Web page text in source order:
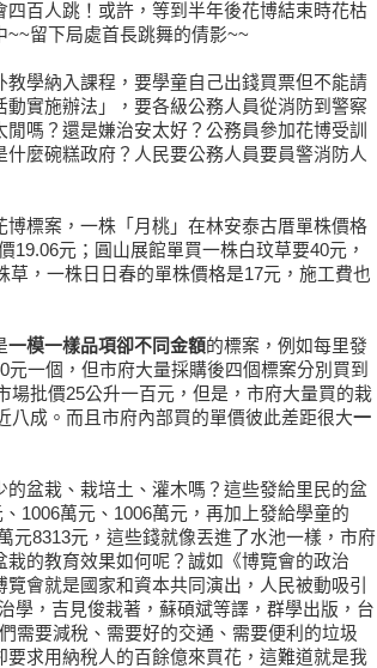
百人跳！或許，等到半年後花博結束時花枯
~~留下局處首長跳舞的倩影~~
學納入課程，要學童自己出錢買票但不能請
實施辦法」，要各級公務人員從消防到警察
嗎？還是嫌治安太好？公務員參加花博受訓
麼碗糕政府？人民要公務人員要員警消防人
標案，一株「月桃」在林安泰古厝單株價格
19.06元；圓山展館單買一株白玟草要40元，
，一株日日春的單株價格是17元，施工費也
一模一樣品項卻不同金額的標案，例如每里發
一個，但市府大量採購後四個標案分別買到
場批價25公升一百元，但是，市府大量買的栽
八成。而且市府內部買的單價彼此差距很大一
盆栽、栽培土、灌木嗎？這些發給里民的盆
1006萬元、1006萬元，再加上發給學童的
元8313元，這些錢就像丟進了水池一樣，市府
的教育效果如何呢？誠如《博覽會的政治
會就是國家和資本共同演出，人民被動吸引
學，吉見俊栽著，蘇碩斌等譯，群學出版，台
需要減稅、需要好的交通、需要便利的垃圾
求用納稅人的百餘億來買花，這難道就是我